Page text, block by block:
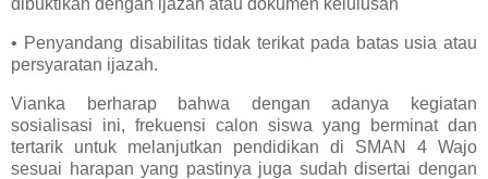
dibuktikan dengan ijazah atau dokumen kelulusan
• Penyandang disabilitas tidak terikat pada batas usia atau
persyaratan ijazah.
Vianka berharap bahwa dengan adanya kegiatan
sosialisasi ini, frekuensi calon siswa yang berminat dan
tertarik untuk melanjutkan pendidikan di SMAN 4 Wajo
sesuai harapan yang pastinya juga sudah disertai dengan